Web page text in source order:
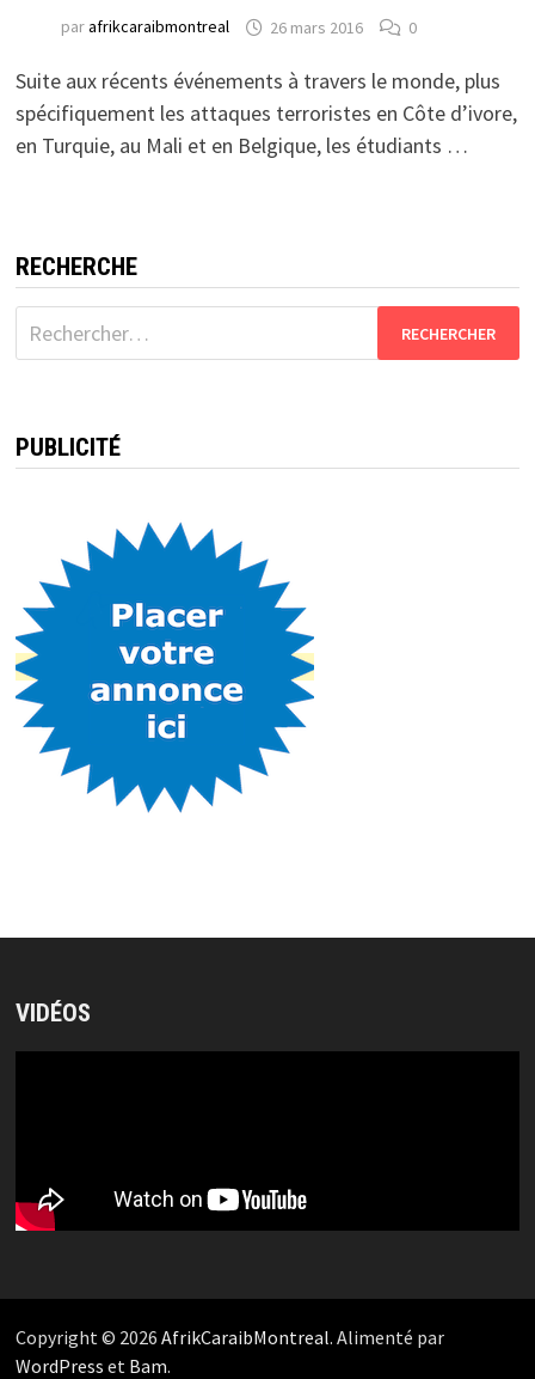
parafrikcaraibmontreal 26 mars 2016 0
Suite aux récents événements à travers le monde, plus
spécifiquement les attaques terroristes en Côte d’ivore,
en Turquie, au Mali et en Belgique, les étudiants …
RECHERCHE
Rechercher :
PUBLICITÉ
VIDÉOS
Copyright © 2026 AfrikCaraibMontreal. Alimenté par
WordPress et Bam.